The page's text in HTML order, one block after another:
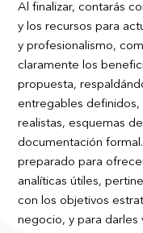
Al finalizar, contarás
y los recursos para
y profesionalismo,
claramente los
propuesta,
entregables definidos,
realistas, esquemas
documentación
preparado para
analíticas útiles,
con los objetivos
negocio, y para darles